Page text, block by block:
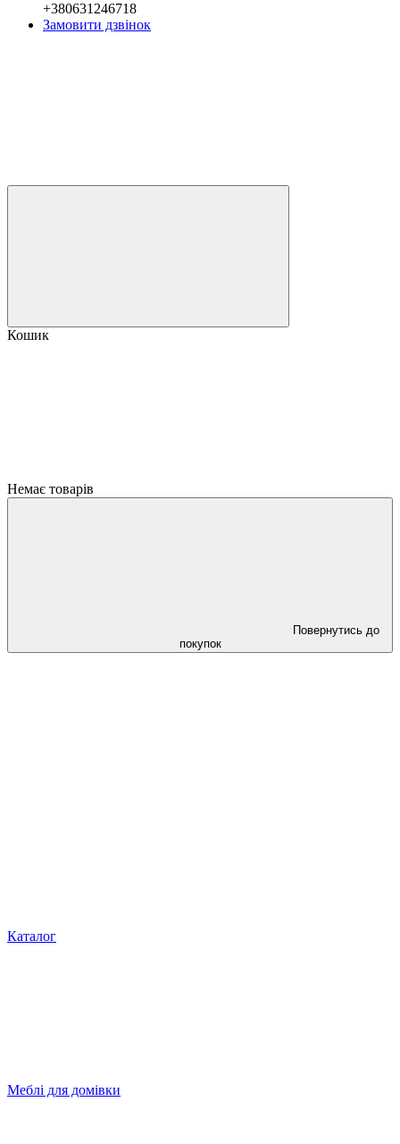
+380631246718
Замовити дзвінок
Кошик
Немає товарів
Повернутись до
покупок
Каталог
Меблі для домівки